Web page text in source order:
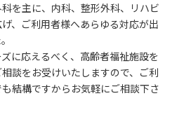
を主に、内科、整形外科、リハビ
、ご利用者様へあらゆる対応が出
に応えるべく、高齢者福祉施設を
談をお受けいたしますので、ご利
結構ですからお気軽にご相談下さ